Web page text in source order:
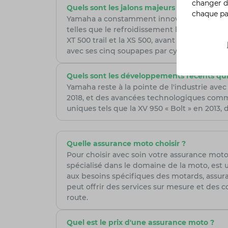
Quels sont les jalons majeurs de
Yamaha a constamment innové en
telles que le refroidissement liquide et les
XT 500 trail et la XS 500, avant de
avec ses cinq soupapes par cylindre et
Quels sont les développements récents
Yamaha reste à la pointe de l'industrie
2018, et des avancées technologiques
uniques tels que la XV 950 « Bolt » en
Quelle assurance moto choisir ?
Pour choisir avec soin votre assurance
spécialisé dans le domaine de la moto,
aux besoins spécifiques des motards,
peut offrir des services sur mesure et des
route.
Quel est le prix d'une assurance moto ?
changer
chaque